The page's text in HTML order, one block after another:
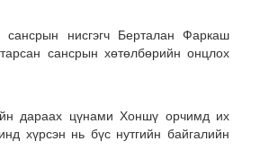
нисгэгч Берталан Фаркаш
сансрын хөтөлбөрийн онцлох
дараах цүнами Хоншү орчимд их
хүрсэн нь бүс нутгийн байгалийн